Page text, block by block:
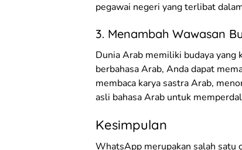
pegawai negeri yang terlibat
3. Menambah Wawasan
Dunia Arab memiliki budaya yang
berbahasa Arab, Anda dapat
membaca karya sastra Arab,
asli bahasa Arab untuk
Kesimpulan
WhatsApp merupakan salah satu